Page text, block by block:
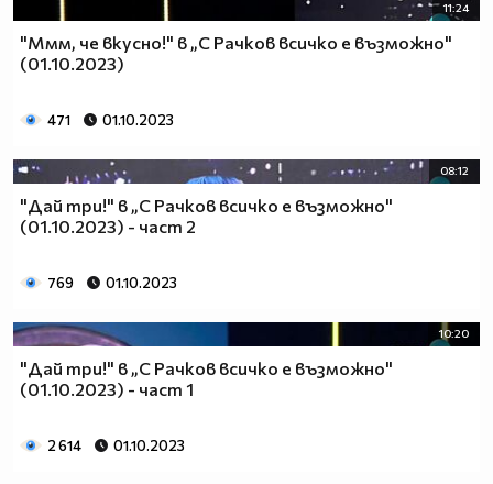
11:24
"Ммм, че вкусно!" в „С Рачков всичко е възможно"
(01.10.2023)
471 01.10.2023
08:12
"Дай три!" в „С Рачков всичко е възможно"
(01.10.2023) - част 2
769 01.10.2023
10:20
"Дай три!" в „С Рачков всичко е възможно"
(01.10.2023) - част 1
2 614 01.10.2023